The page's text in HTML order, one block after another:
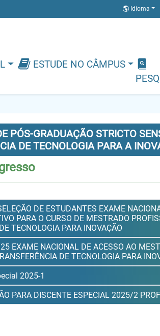
Idioma
ESTUDE NO CÂMPUS
PÓS-GRADUAÇÃO STRICTO
DE TECNOLOGIA PARA A
DE ESTUDANTES EXAME
PARA O CURSO DE MESTRADO
TECNOLOGIA PARA INOVAÇÃO
EXAME NACIONAL DE ACESSO AO
DE TECNOLOGIA PARA
2025-1
PARA DISCENTE ESPECIAL 2025/2